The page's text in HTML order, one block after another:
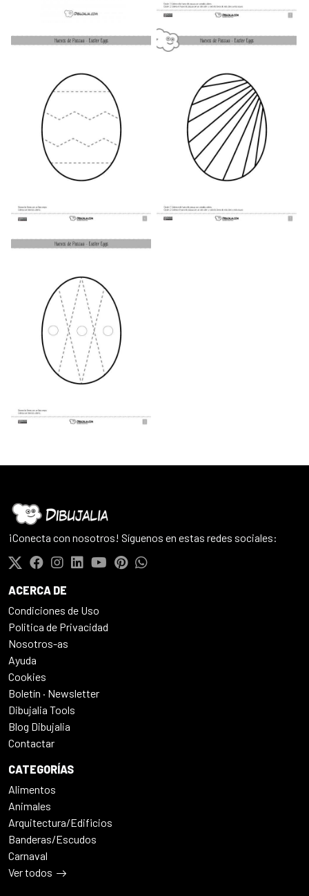
¡Conecta con nosotros! Síguenos en estas redes sociales:
ACERCA DE
Condiciones de Uso
Politica de Privacidad
Nosotros-as
Ayuda
Cookies
Boletín · Newsletter
Dibujalia Tools
Blog Dibujalia
Contactar
CATEGORÍAS
Alimentos
Animales
Arquitectura/Edificios
Banderas/Escudos
Carnaval
Ver todos